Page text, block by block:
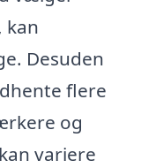
kan
Desuden
flere
og
variere